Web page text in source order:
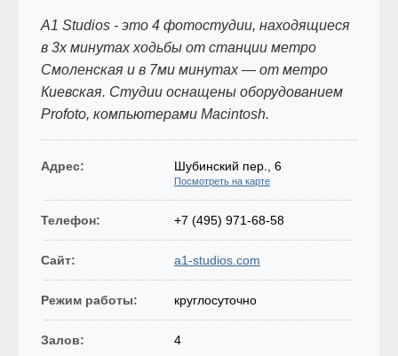
A1 Studios - это 4 фотостудии, находящиеся
в 3х минутах ходьбы от станции метро
Смоленская и в 7ми минутах — от метро
Киевская. Cтудии оснащены оборудованием
Profoto, компьютерами Macintosh.
Адрес: Шубинский пер., 6
Посмотреть на карте
Телефон: +7 (495) 971-68-58
Сайт: a1-studios.com
Режим работы: круглосуточно
Залов: 4